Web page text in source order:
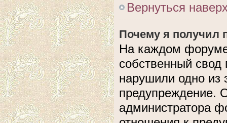
Вернуться
Почему я получил
На каждом
собственный
нарушили одно из
предупреждение.
администратора